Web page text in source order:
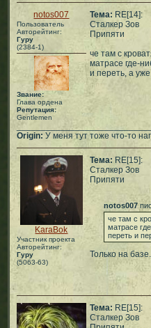
notos007
Пользователь
Авторейтинг:
Гуру
(2384-1)
Звание:
Глава ордена
Репутация:
Gentlemen
Тема: RE[14]:
Сталкер Зов
Припяти
че там с
матрасе где-
и переть, а
Origin: У меня тут тоже что-то
KaraBok
Участник проекта
Авторейтинг:
Гуру
(5063-63)
Тема: RE[15]:
Сталкер Зов
Припяти
notos007
че там с
матрасе
переть и
Только на базе.
Тема: RE[15]:
Сталкер Зов